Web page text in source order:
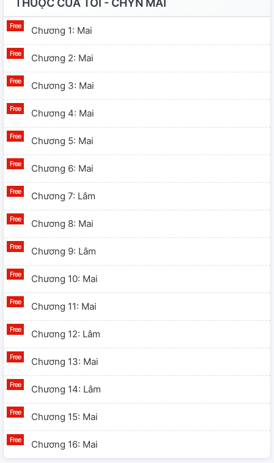
THUỘC CỦA TÔI - CHYN MAI
Chương 1: Mai
Chương 2: Mai
Chương 3: Mai
Chương 4: Mai
Chương 5: Mai
Chương 6: Mai
Chương 7: Lâm
Chương 8: Mai
Chương 9: Lâm
Chương 10: Mai
Chương 11: Mai
Chương 12: Lâm
Chương 13: Mai
Chương 14: Lâm
Chương 15: Mai
Chương 16: Mai